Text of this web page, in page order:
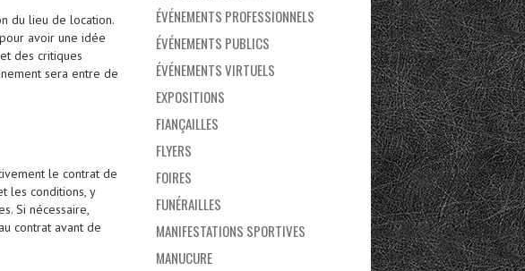
du lieu de location.
avoir une idée
des critiques
sera entre de
le contrat de
les conditions, y
Si nécessaire,
contrat avant de
ÉVÉNEMENTS PROFESSIONNELS
ÉVÉNEMENTS PUBLICS
ÉVÉNEMENTS VIRTUELS
EXPOSITIONS
FIANÇAILLES
FLYERS
FOIRES
FUNÉRAILLES
MANIFESTATIONS SPORTIVES
MANUCURE